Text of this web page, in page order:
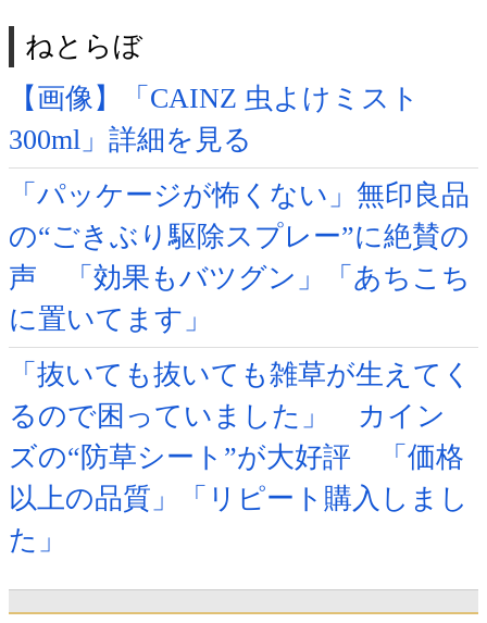
ねとらぼ
【画像】「CAINZ 虫よけミスト
300ml」詳細を見る
「パッケージが怖くない」無印良品
の“ごきぶり駆除スプレー”に絶賛の
声 「効果もバツグン」「あちこち
に置いてます」
「抜いても抜いても雑草が生えてく
るので困っていました」 カイン
ズの“防草シート”が大好評 「価格
以上の品質」「リピート購入しまし
た」